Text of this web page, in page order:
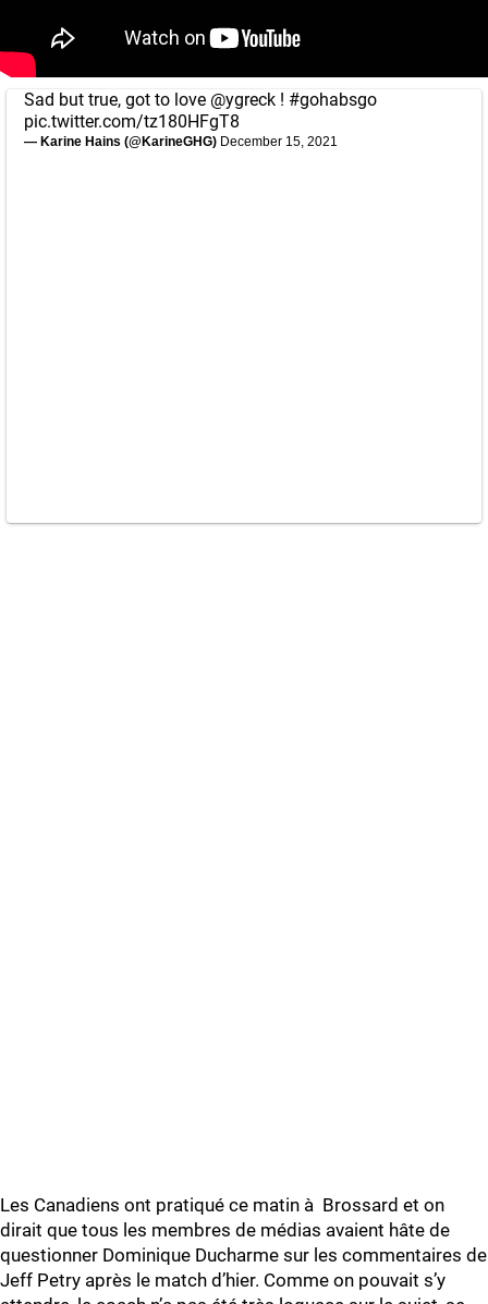
Sad but true, got to love @ygreck ! #gohabsgo
pic.twitter.com/tz180HFgT8
— Karine Hains (@KarineGHG) December 15, 2021
Les Canadiens ont pratiqué ce matin à Brossard et on
dirait que tous les membres de médias avaient hâte de
questionner Dominique Ducharme sur les commentaires de
Jeff Petry après le match d’hier. Comme on pouvait s’y